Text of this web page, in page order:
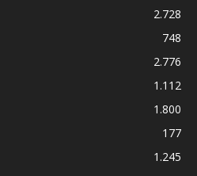
2.728
748
2.776
1.112
1.800
177
1.245